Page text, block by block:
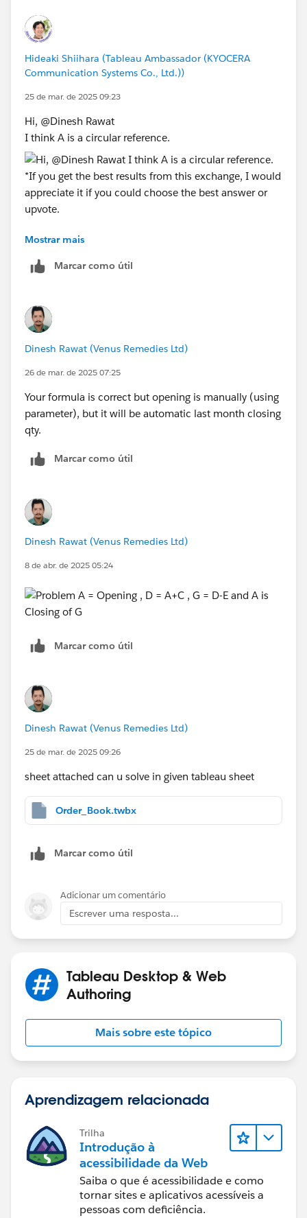
Hideaki Shiihara (Tableau Ambassador (KYOCERA
Communication Systems Co., Ltd.))
25 de mar. de 2025 09:23
Hi, @Dinesh Rawat​
I think A is a circular reference.
*If you get the best results from this exchange, I would
appreciate it if you could choose the best answer or
Mostrar mais
Marcar como útil
Dinesh Rawat (Venus Remedies Ltd)
26 de mar. de 2025 07:25
Your formula is correct but opening is manually (using
parameter), but it will be automatic last month closing
qty.
Marcar como útil
Dinesh Rawat (Venus Remedies Ltd)
8 de abr. de 2025 05:24
Marcar como útil
Dinesh Rawat (Venus Remedies Ltd)
25 de mar. de 2025 09:26
sheet attached can u solve in given tableau sheet
Order_Book.twbx
Marcar como útil
Adicionar um comentário
Escrever uma resposta...
Tableau Desktop & Web
Authoring
Mais sobre este tópico
Aprendizagem relacionada
Trilha
Introdução à
acessibilidade da Web
Saiba o que é acessibilidade e como
tornar sites e aplicativos acessíveis a
pessoas com deficiência.